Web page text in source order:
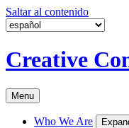
Saltar al contenido
Creative
Menu
Who We Are